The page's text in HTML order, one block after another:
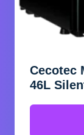
Cecotec
46L